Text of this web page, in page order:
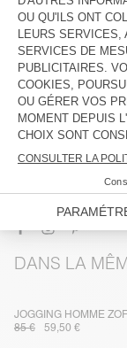
DESCRIPTION
TAILLE ET COUPE
COMPOSITION
ENTRETIEN
TRAÇABILITÉ
LIVRAISON ET
DANS LA
JOGGING HOMME
85 €
59,50 €